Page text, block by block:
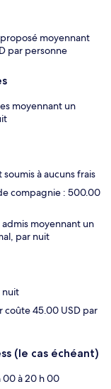
moyennant
par personne
moyennant un
à aucuns frais
compagnie : 500.00
moyennant un
par nuit
nuit
coûte 45.00 USD par
(le cas échéant)
00 à 20 h 00